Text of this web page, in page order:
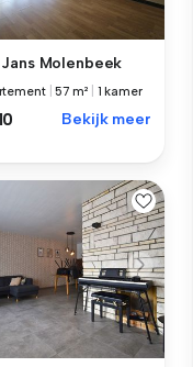
Molenbeek
|57 m² 1 kamer
Bekijk meer